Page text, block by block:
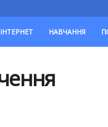
ІНТЕРНЕТ НАВЧАННЯ